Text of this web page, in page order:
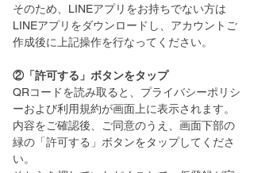
そのため、LINEアプリをお持ちでない方は
LINEアプリをダウンロードし、アカウントご
作成後に上記操作を行なってください。
②「許可する」ボタンをタップ
QRコードを読み取ると、プライバシーポリシ
ーおよび利用規約が画面上に表示されます。
内容をご確認後、ご同意のうえ、画面下部の
緑の「許可する」ボタンをタップしてくださ
い。